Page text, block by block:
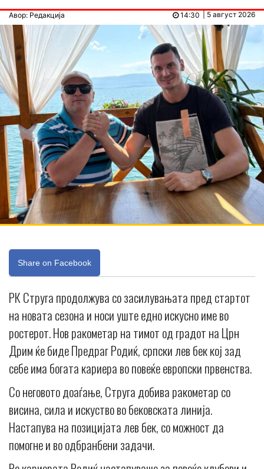
Авор: Редакција | 5 август 2026
14:30
Share on Facebook
РК Струга продолжува со засилувањата пред стартот
на новата сезона и носи уште едно искусно име во
ростерот. Нов ракометар на тимот од градот на Црн
Дрим ќе биде Предраг Родиќ, српски лев бек кој зад
себе има богата кариера во повеќе европски првенства.
Со неговото доаѓање, Струга добива ракометар со
висина, сила и искуство во бековската линија.
Настапува на позицијата лев бек, со можност да
помогне и во одбранбени задачи.